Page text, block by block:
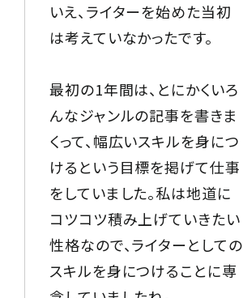
いえ、ライターを始めた当初
は考えていなかったです。
最初の1年間は、とにかくいろ
んなジャンルの記事を書きま
くって、幅広いスキルを身につ
けるという目標を掲げて仕事
をしていました。私は地道に
コツコツ積み上げていきたい
性格なので、ライターとしての
スキルを身につけることに専